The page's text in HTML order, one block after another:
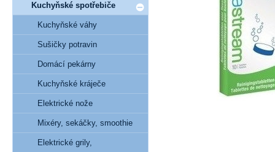
Kuchyňské spotřebiče
Kuchyňské váhy
Sušičky potravin
Domácí pekárny
Kuchyňské kráječe
Elektrické nože
Mixéry, sekáčky, smoothie
Elektrické grily,